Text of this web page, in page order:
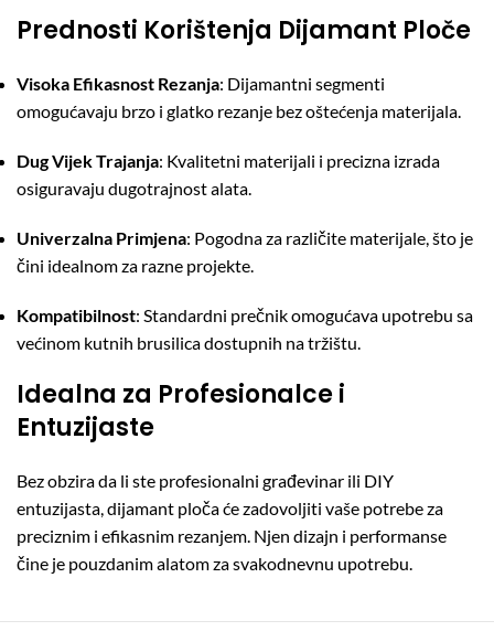
Prednosti Korištenja Dijamant Ploče
Visoka Efikasnost Rezanja: Dijamantni segmenti
omogućavaju brzo i glatko rezanje bez oštećenja materijala.
Dug Vijek Trajanja: Kvalitetni materijali i precizna izrada
osiguravaju dugotrajnost alata.
Univerzalna Primjena: Pogodna za različite materijale, što je
čini idealnom za razne projekte.
Kompatibilnost: Standardni prečnik omogućava upotrebu sa
većinom kutnih brusilica dostupnih na tržištu.
Idealna za Profesionalce i
Entuzijaste
Bez obzira da li ste profesionalni građevinar ili DIY
entuzijasta, dijamant ploča će zadovoljiti vaše potrebe za
preciznim i efikasnim rezanjem. Njen dizajn i performanse
čine je pouzdanim alatom za svakodnevnu upotrebu.